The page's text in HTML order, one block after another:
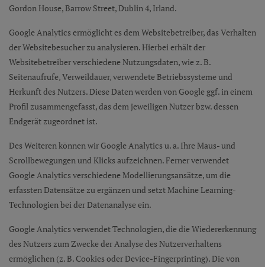
Gordon House, Barrow Street, Dublin 4, Irland.
Google Analytics ermöglicht es dem Websitebetreiber, das Verhalten
der Websitebesucher zu analysieren. Hierbei erhält der
Websitebetreiber verschiedene Nutzungsdaten, wie z. B.
Seitenaufrufe, Verweildauer, verwendete Betriebssysteme und
Herkunft des Nutzers. Diese Daten werden von Google ggf. in einem
Profil zusammengefasst, das dem jeweiligen Nutzer bzw. dessen
Endgerät zugeordnet ist.
Des Weiteren können wir Google Analytics u. a. Ihre Maus- und
Scrollbewegungen und Klicks aufzeichnen. Ferner verwendet
Google Analytics verschiedene Modellierungsansätze, um die
erfassten Datensätze zu ergänzen und setzt Machine Learning-
Technologien bei der Datenanalyse ein.
Google Analytics verwendet Technologien, die die Wiedererkennung
des Nutzers zum Zwecke der Analyse des Nutzerverhaltens
ermöglichen (z. B. Cookies oder Device-Fingerprinting). Die von